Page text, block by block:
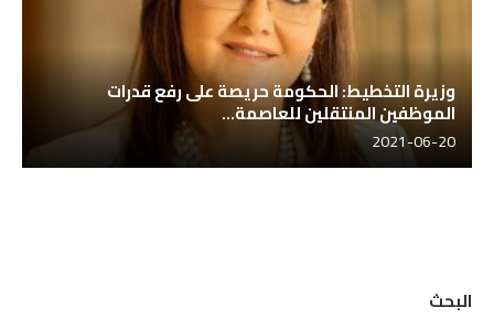
وزيرة التخطيط: الحكومة حريصة على رفع قدرات
الموظفين المنتقلين للعاصمة...
2021-06-20
البحث